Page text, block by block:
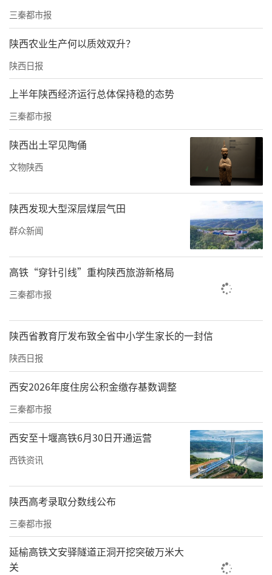
排球锦标赛、全国男排青年锦标赛、丹江龙舟
公开赛等大型赛事活动，全方位宣传推介了“2
2℃商洛·中国康养之都”城市品牌。
温琳介绍，2024国际排联沙滩排球U19世界锦
标赛由国际排联主办，中国排球协会、陕西省
体育局、陕西省人民对外友好协会和商洛市人
民政府联合承办，将于8月27日至9月1日举行，
主赛场设在商洛市地标性建筑——秦岭博物馆西
广场、副场地设在商州群众运动公园内。本次
比赛是商洛践行“两山”理念的积极探索，也
是推动群众体育、竞技体育、青少年体育、体
育产业、体育文化“五位一体”高质量发展的
具体实践。商洛将举全市之力、下非常之功，
创造一流环境、提供一流服务，办好一场高水
平、高规格、高层次的体育盛会。希望新闻媒
体多关注赛事，积极挖掘赛事热点，宣传报道
好本次赛事、推广展示好美丽商洛，通过媒体
的镜头让世界在商洛看见美丽中国。
国际排联技术代表莱万·阿赫弗莱迪亚尼介绍
沙滩排球世锦赛基本情况，他说：“我们真诚
祝贺2024国际排联沙滩排球U19世界锦标赛在
商洛举办，自从踏上商洛土地的那一刻起，我
们就深深被商洛美丽现代的城市环境、热情暖
心的周到服务、热火朝天的办赛氛围所惊叹，
我们期待本次赛事在商洛取得圆满成功，同时
也希望商洛能够以举办本次赛事为契机，进一
步加强国际体育交流合作，让美丽商洛走向世
界。”
三秦都市报
陕西农业生产何以质效双升？
陕西日报
上半年陕西经济运行总体保持稳的态势
三秦都市报
陕西出土罕见陶俑
文物陕西
陕西发现大型深层煤层气田
群众新闻
高铁“穿针引线”重构陕西旅游新格局
三秦都市报
陕西省教育厅发布致全省中小学生家长的一封信
陕西日报
西安2026年度住房公积金缴存基数调整
三秦都市报
西安至十堰高铁6月30日开通运营
西铁资讯
陕西高考录取分数线公布
三秦都市报
延榆高铁文安驿隧道正洞开挖突破万米大
关